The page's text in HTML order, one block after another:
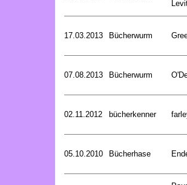
17.03.2013 Bücherwurm
07.08.2013 Bücherwurm
02.11.2012 bücherkenner
05.10.2010 Bücherhase